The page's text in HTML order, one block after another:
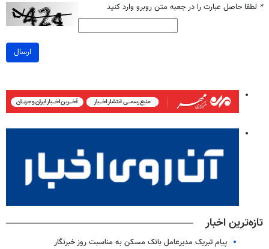
* لطفا حاصل عبارت را در جعبه متن روبرو وارد کنید
ارسال
تازه‌ترین اخبار
پیام تبریک مدیرعامل بانک مسکن به مناسبت روز خبرنگار